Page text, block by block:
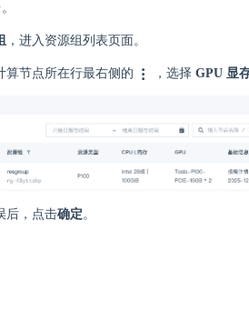
，进入资源组列表页面。
算节点所在行最右侧的 ，选择 GPU 显
后，点击确定 。